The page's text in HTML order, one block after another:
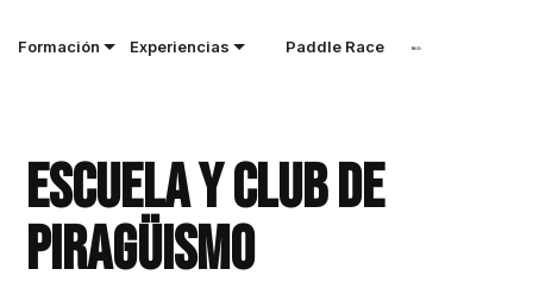
Formación Experiencias Paddle Race
Escuela y Club de
piragüismo